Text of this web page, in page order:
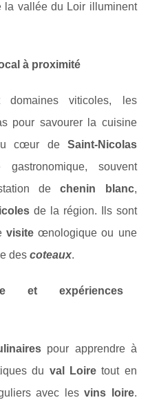
la vallée du Loir illuminent
à proximité
viticoles, les
pour savourer la cuisine
cœur de Saint-Nicolas
souvent
dechenin blanc,
de la région. Ils sont
visite œnologique ou une
des coteaux.
et expériences
pour apprendre à
du val Loiretout en
avec lesvins loire.